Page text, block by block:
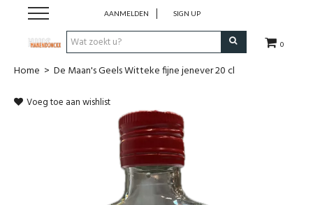
0
AANMELDEN SIGN UP
Wijnen
Home > De Maan's Geels Witteke fijne jenever 20 cl
Voeg toe aan wishlist